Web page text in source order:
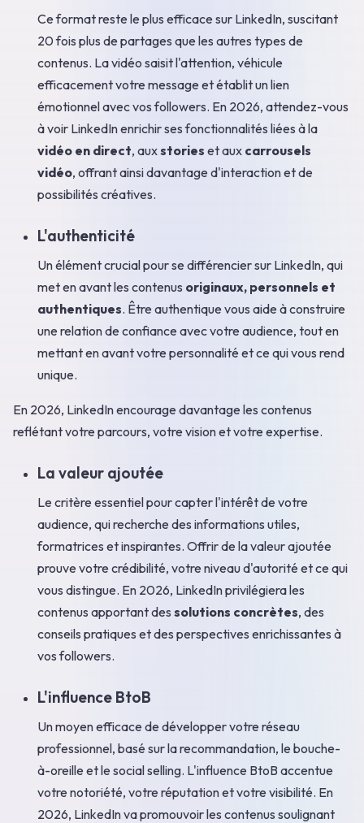
Ce format reste le plus efficace sur LinkedIn, suscitant
20 fois plus de partages que les autres types de
contenus. La vidéo saisit l'attention, véhicule
efficacement votre message et établit un lien
émotionnel avec vos followers. En 2026, attendez-vous
à voir LinkedIn enrichir ses fonctionnalités liées à la
vidéo en direct, auxstories et aux carrousels
vidéo, offrant ainsi davantage d'interaction et de
possibilités créatives.
L'authenticité
Un élément crucial pour se différencier sur LinkedIn, qui
met en avant les contenus originaux, personnels et
authentiques. Être authentique vous aide à construire
une relation de confiance avec votre audience, tout en
mettant en avant votre personnalité et ce qui vous rend
unique.
En 2026, LinkedIn encourage davantage les contenus
reflétant votre parcours, votre vision et votre expertise.
La valeur ajoutée
Le critère essentiel pour capter l'intérêt de votre
audience, qui recherche des informations utiles,
formatrices et inspirantes. Offrir de la valeur ajoutée
prouve votre crédibilité, votre niveau d'autorité et ce qui
vous distingue. En 2026, LinkedIn privilégiera les
contenus apportant des solutions concrètes, des
conseils pratiques et des perspectives enrichissantes à
vos followers.
L'influence BtoB
Un moyen efficace de développer votre réseau
professionnel, basé sur la recommandation, le bouche-
à-oreille et le social selling. L'influence BtoB accentue
votre notoriété, votre réputation et votre visibilité. En
2026, LinkedIn va promouvoir les contenus soulignant